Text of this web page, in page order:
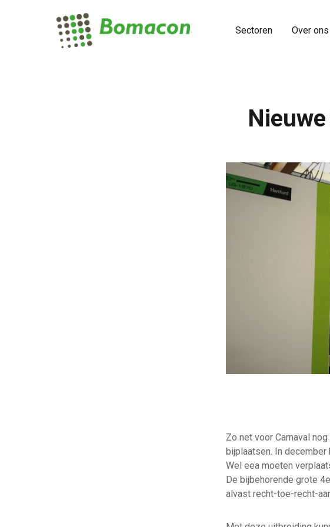
Sectoren Over ons
Zo net voor Carnaval
bijplaatsen. In
Wel eea moeten
De bijbehorende grote
alvast recht-toe-recht-